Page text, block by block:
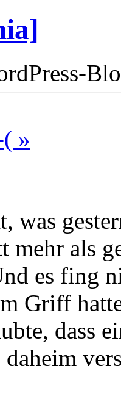
»
was
mehr als
es fing
Griff
dass